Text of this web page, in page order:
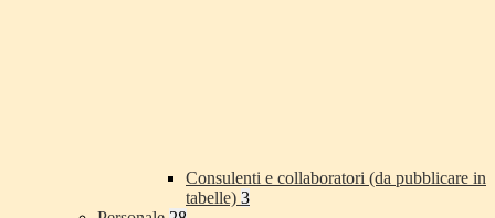
Consulenti e collaboratori (da pubblicare in
tabelle) 3